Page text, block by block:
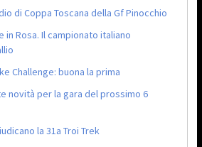
di Coppa Toscana della Gf Pinocchio
in Rosa. Il campionato italiano
Challenge: buona la prima
novità per la gara del prossimo 6
la 31a Troi Trek